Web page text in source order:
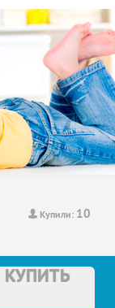
Купили: 10
КУПИТЬ